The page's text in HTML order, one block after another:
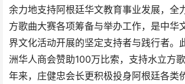
余力地支持阿根廷华文教育事业发展，全
方歌曲大赛各项筹备与举办工作，是中华
界文化活动开展的坚定支持者与践行者。
洲华人商会赞助100万比索，支持水立方
年来，庄健忠会长更积极投身阿根廷各类